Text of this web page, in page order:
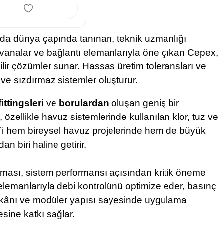
dünya çapında tanınan, teknik uzmanlığı
ve bağlantı elemanlarıyla öne çıkan Cepex,
çözümler sunar. Hassas üretim toleransları ve
sızdırmaz sistemler oluşturur.
ve borulardan oluşan geniş bir
özellikle havuz sistemlerinde kullanılan klor, tuz ve
hem bireysel havuz projelerinde hem de büyük
biri haline getirir.
sistem performansı açısından kritik öneme
debi kontrolünü optimize eder, basınç
ve modüler yapısı sayesinde uygulama
katkı sağlar.